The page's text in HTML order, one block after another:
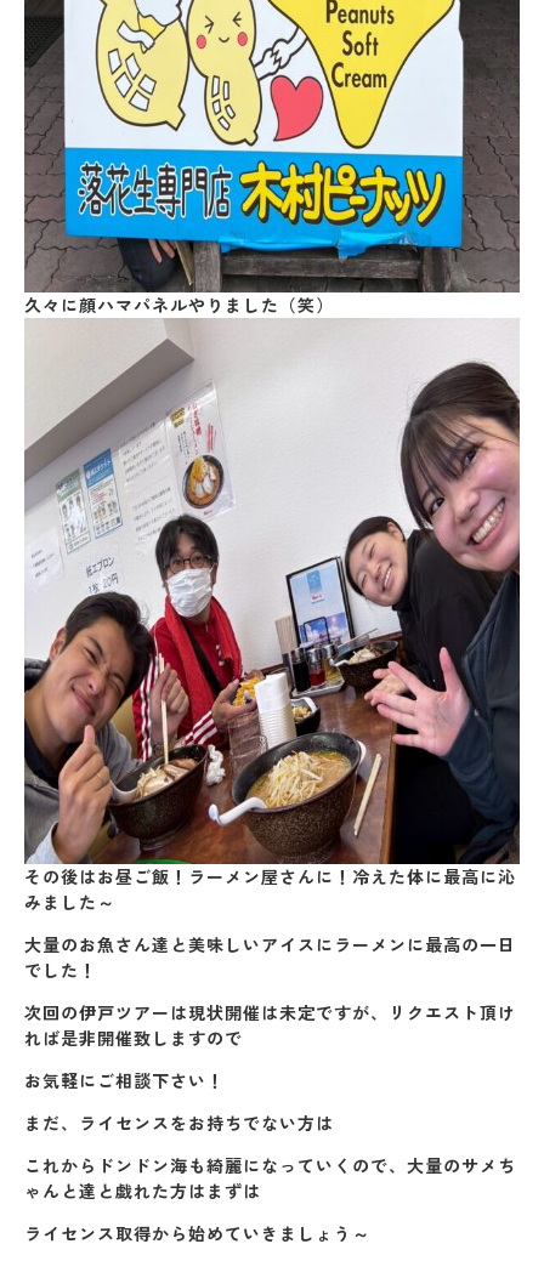
久々に顔ハマパネルやりました（笑）
その後はお昼ご飯！ラーメン屋さんに！冷えた体に最高に沁
みました～
大量のお魚さん達と美味しいアイスにラーメンに最高の一日
でした！
次回の伊戸ツアーは現状開催は未定ですが、リクエスト頂け
れば是非開催致しますので
お気軽にご相談下さい！
まだ、ライセンスをお持ちでない方は
これからドンドン海も綺麗になっていくので、大量のサメち
ゃんと達と戯れた方はまずは
ライセンス取得から始めていきましょう～